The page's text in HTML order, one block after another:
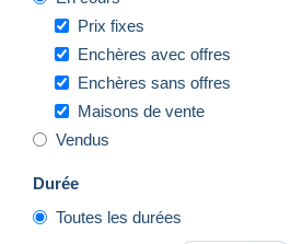
Prix fixes
Enchères avec offres
Enchères sans offres
Maisons de vente
Vendus
Durée
Toutes les durées